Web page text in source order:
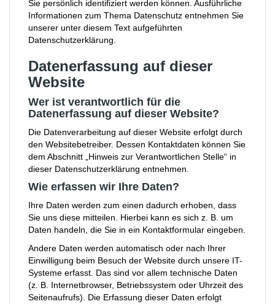
Sie persönlich identifiziert werden können. Ausführliche
Informationen zum Thema Datenschutz entnehmen Sie
unserer unter diesem Text aufgeführten
Datenschutzerklärung.
Datenerfassung auf dieser
Website
Wer ist verantwortlich für die
Datenerfassung auf dieser Website?
Die Datenverarbeitung auf dieser Website erfolgt durch
den Websitebetreiber. Dessen Kontaktdaten können Sie
dem Abschnitt „Hinweis zur Verantwortlichen Stelle“ in
dieser Datenschutzerklärung entnehmen.
Wie erfassen wir Ihre Daten?
Ihre Daten werden zum einen dadurch erhoben, dass
Sie uns diese mitteilen. Hierbei kann es sich z. B. um
Daten handeln, die Sie in ein Kontaktformular eingeben.
Andere Daten werden automatisch oder nach Ihrer
Einwilligung beim Besuch der Website durch unsere IT-
Systeme erfasst. Das sind vor allem technische Daten
(z. B. Internetbrowser, Betriebssystem oder Uhrzeit des
Seitenaufrufs). Die Erfassung dieser Daten erfolgt